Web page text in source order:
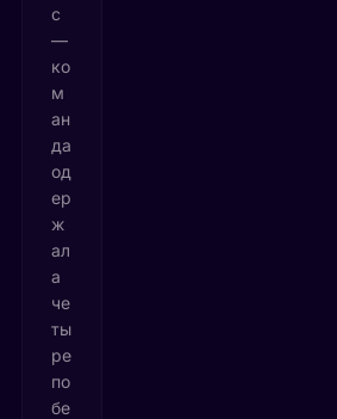
с
—
ко
м
ан
да
од
ер
ж
ал
а
че
ты
ре
по
бе